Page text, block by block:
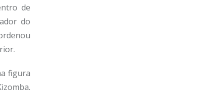
de
do
figura